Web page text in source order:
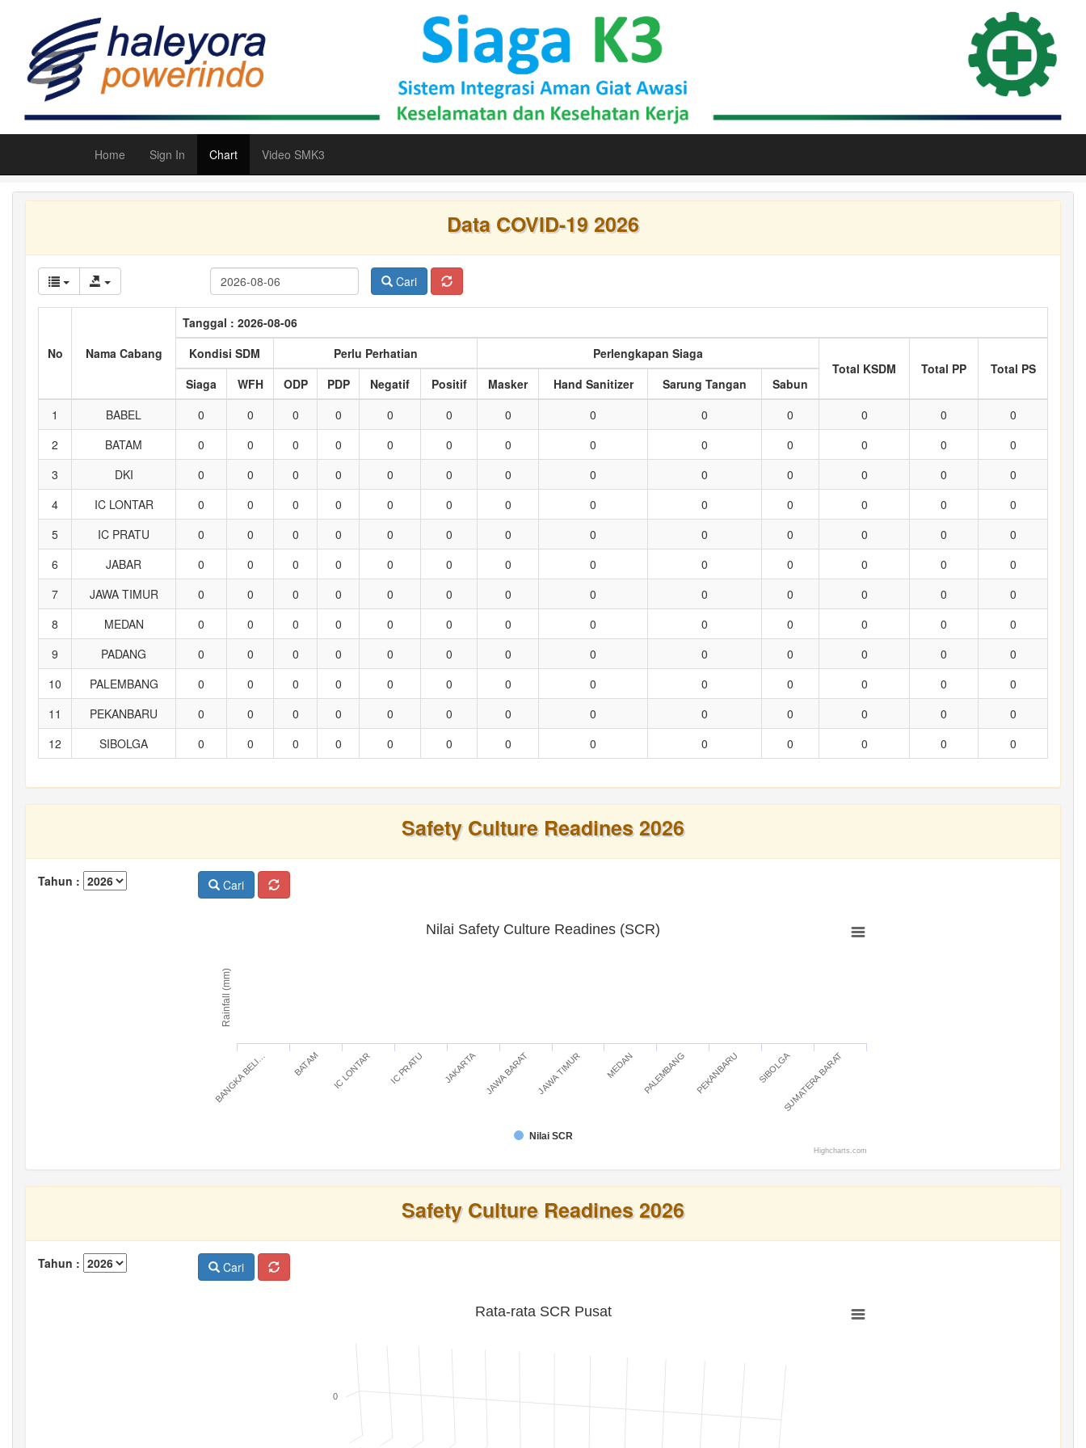
Home Sign In Chart Video SMK3
Data COVID-19 2026
Cari
No Nama Cabang
Tanggal : 2026-08-06
Kondisi SDM
Perlu Perhatian
Perlengkapan Siaga
Total KSDM
Total PP
Total PS
Siaga
WFH ODP PDP Negatif Positif Masker Hand Sanitizer Sarung Tangan
Sabun
1
BABEL 0 0 0 0 0 0 0 0 0 0 0 0
0
2
BATAM 0 0 0 0 0 0 0 0 0 0 0 0
0
3
DKI 0 0 0 0 0 0 0 0 0 0 0 0
0
4
IC LONTAR 0 0 0 0 0 0 0 0 0 0 0 0
0
5
IC PRATU 0 0 0 0 0 0 0 0 0 0 0 0
0
6
JABAR 0 0 0 0 0 0 0 0 0 0 0 0
0
7
JAWA TIMUR 0 0 0 0 0 0 0 0 0 0 0 0
0
8
MEDAN 0 0 0 0 0 0 0 0 0 0 0 0
0
9
PADANG 0 0 0 0 0 0 0 0 0 0 0 0
0
10
PALEMBANG 0 0 0 0 0 0 0 0 0 0 0 0
0
11
PEKANBARU 0 0 0 0 0 0 0 0 0 0 0 0
0
12
SIBOLGA 0 0 0 0 0 0 0 0 0 0 0 0 0
Safety Culture Readines 2026
Tahun : Cari
Rainfall (mm)
Nilai Safety Culture Readines (SCR)
Nilai SCR
BANGKA BELI… BATAM IC LONTAR IC PRATU JAKARTA JAWA BARAT JAWA TIMUR MEDAN PALEMBANG PEKANBARU SIBOLGASUMATERA BARAT
Highcharts.com
Safety Culture Readines 2026
Tahun : Cari
Rata-rata SCR Pusat
0